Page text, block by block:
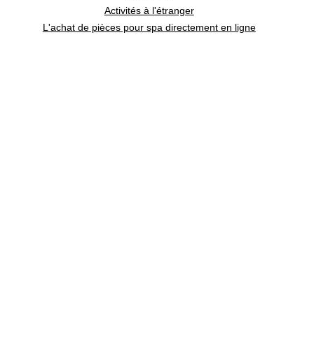
Activités à l'étranger
L'achat de pièces pour spa directement en ligne